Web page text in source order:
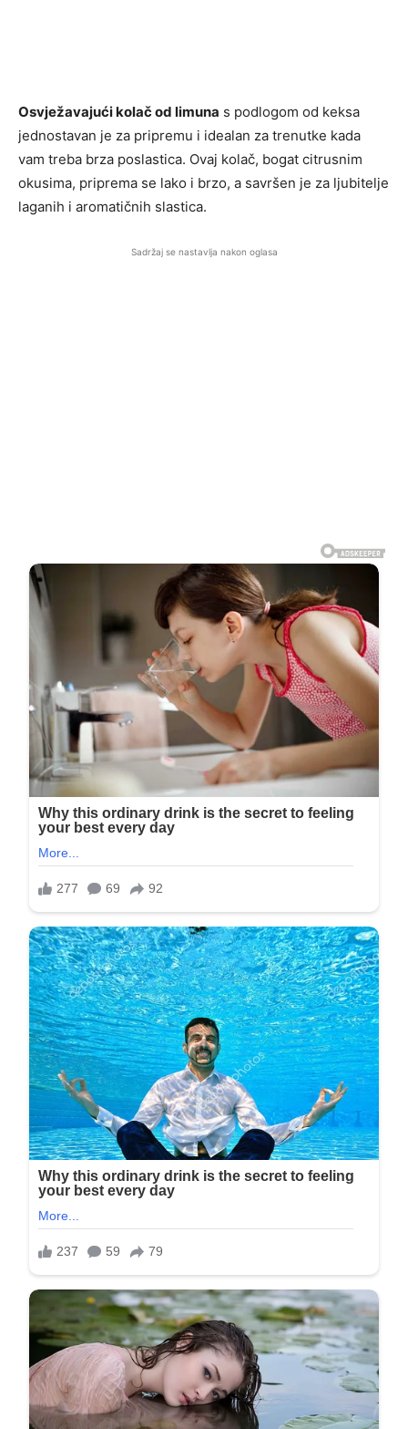
Osvježavajući kolač od limuna s podlogom od keksa
jednostavan je za pripremu i idealan za trenutke kada
vam treba brza poslastica. Ovaj kolač, bogat citrusnim
okusima, priprema se lako i brzo, a savršen je za ljubitelje
laganih i aromatičnih slastica.
Sadržaj se nastavlja nakon oglasa